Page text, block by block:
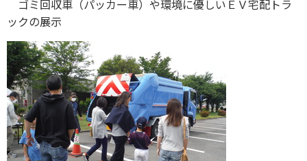
ゴミ回収車（パッカー車）や環境に優しいＥＶ宅配トラ
ックの展示